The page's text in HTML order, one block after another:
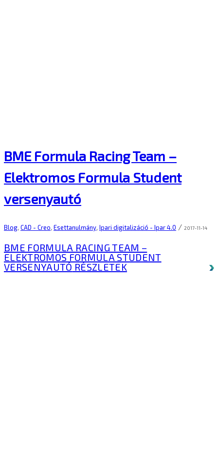
BME Formula Racing Team –
Elektromos Formula Student
versenyautó
Blog, CAD - Creo, Esettanulmány, Ipari digitalizáció - Ipar 4.0 / 2017-11-14
BME FORMULA RACING TEAM –
ELEKTROMOS FORMULA STUDENT
VERSENYAUTÓ RÉSZLETEK